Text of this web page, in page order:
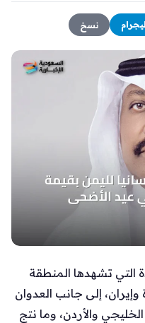
نسخ
التي تشهدها المنطقة
وإيران، إلى جانب العدوان
والأردن، وما نتج